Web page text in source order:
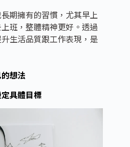
期擁有的習慣，尤其早上
班，整體精神更好。透過
生活品質跟工作表現，是
想法
具體目標